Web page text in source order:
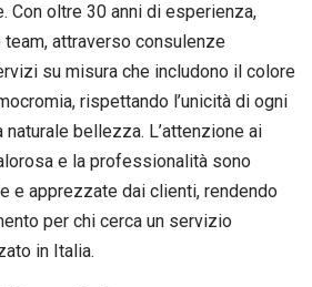
Con oltre 30 anni di esperienza,
attraverso consulenze
su misura che includono il colore
rispettando l’unicità di ogni
bellezza. L’attenzione ai
e la professionalità sono
e apprezzate dai clienti, rendendo
per chi cerca un servizio
in Italia.